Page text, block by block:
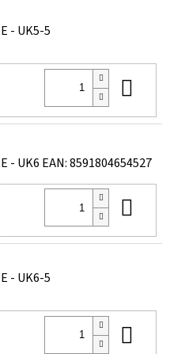
- UK5-5
- UK6 EAN:8591804654527
- UK6-5